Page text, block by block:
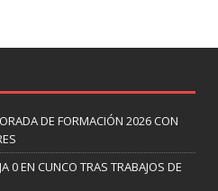
DE FORMACIÓN 2026 CON
0 EN CUNCO TRAS TRABAJOS DE